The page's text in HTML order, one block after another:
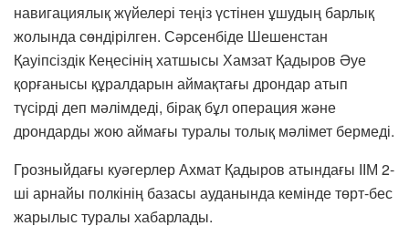
навигациялық жүйелері теңіз үстінен ұшудың барлық
жолында сөндірілген. Сәрсенбіде Шешенстан
Қауіпсіздік Кеңесінің хатшысы Хамзат Қадыров Әуе
қорғанысы құралдарын аймақтағы дрондар атып
түсірді деп мәлімдеді, бірақ бұл операция және
дрондарды жою аймағы туралы толық мәлімет бермеді.
Грозныйдағы куәгерлер Ахмат Қадыров атындағы ІІМ 2-
ші арнайы полкінің базасы ауданында кемінде төрт-бес
жарылыс туралы хабарлады.